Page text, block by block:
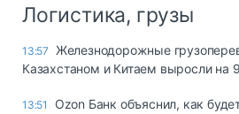
Логистика, грузы
13:57
Железнодорожные
Казахстаном и Китаем выросли на
13:51
Ozon Банк объяснил, как